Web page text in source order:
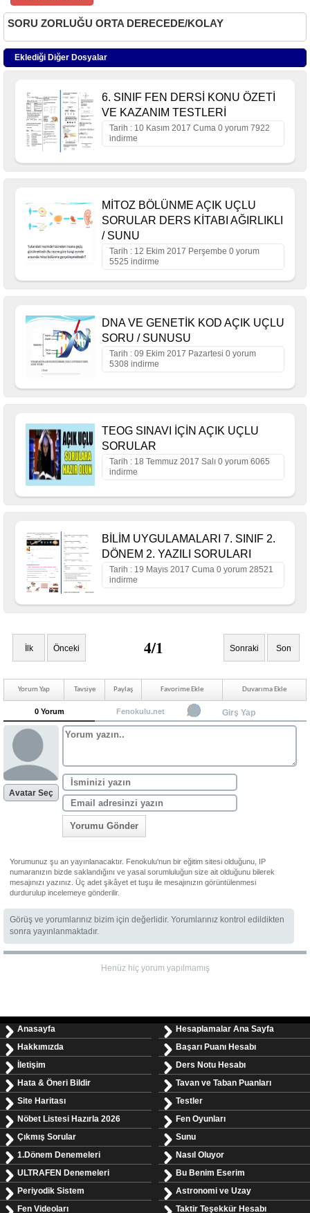
SORU ZORLUĞU ORTA DERECEDE/KOLAY
Eklediği Diğer Dosyalar
6. SINIF FEN DERSİ KONU ÖZETİ
VE KAZANIM TESTLERİ
Tarih : 10 Kasım 2017 Cuma 0 yorum 7922
indirme
MİTOZ BÖLÜNME AÇIK UÇLU
SORULAR DERS KİTABI AĞIRLIKLI
/ SUNU
Tarih : 12 Ekim 2017 Perşembe 0 yorum
5525 indirme
DNA VE GENETİK KOD AÇIK UÇLU
SORU / SUNUSU
Tarih : 09 Ekim 2017 Pazartesi 0 yorum
5308 indirme
TEOG SINAVI İÇİN AÇIK UÇLU
SORULAR
Tarih : 18 Temmuz 2017 Salı 0 yorum 6065
indirme
BİLİM UYGULAMALARI 7. SINIF 2.
DÖNEM 2. YAZILI SORULARI
Tarih : 19 Mayıs 2017 Cuma 0 yorum 28521
indirme
İlk Önceki 4/1 Sonraki Son
Yorum Yap Tavsiye Paylaş Favorime Ekle Duvarıma Ekle
0 Yorum Fenokulu.net Girş Yap
Avatar Seç
Yorumu Gönder
Yorumunuz şu an yayınlanacaktır. Fenokulu'nun bir eğitim sitesi olduğunu, IP
numaranızın bizde saklandığını ve yasal sorumluluğun size ait olduğunu bilerek
mesajınızı yazınız. Üç adet şikâyet et tuşu ile mesajınızın görüntülenmesi
durdurulup incelemeye gönderilir.
Görüş ve yorumlarınız bizim için değerlidir. Yorumlarınız kontrol edildikten
sonra yayınlanmaktadır.
Henüz hiç yorum yapılmamış
Anasayfa
Hakkımızda
İletişim
Hata & Öneri Bildir
Site Haritası
Nöbet Listesi Hazırla 2026
Çıkmış Sorular
1.Dönem Denemeleri
ULTRAFEN Denemeleri
Periyodik Sistem
Fen Videoları
Hesaplamalar Ana Sayfa
Başarı Puanı Hesabı
Ders Notu Hesabı
Tavan ve Taban Puanları
Testler
Fen Oyunları
Sunu
Nasıl Oluyor
Bu Benim Eserim
Astronomi ve Uzay
Taktir Teşekkür Hesabı